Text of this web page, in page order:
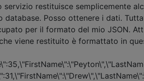
servizio restituisce semplicemente
database. Posso ottenere i dati.
per il formato del mio JSON.
viene restituito è formattato in